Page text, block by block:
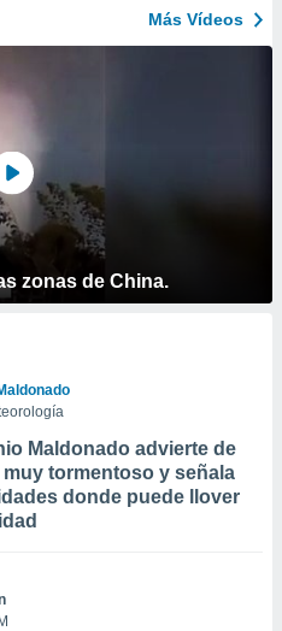
Más Vídeos
zonas de China.
Maldonado advierte de
tormentoso y señala
donde puede llover